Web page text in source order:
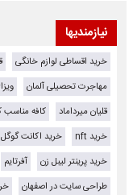
نیازمندیها
خرید اقساطی لوازم خانگی
مهاجرت تحصیلی آلمان
قلیان میرداماد
کافه مناسب
خرید nft
خرید اکانت گوگل
خرید پرینتر لیبل زن
آفرتایم
طراحی سایت در اصفهان